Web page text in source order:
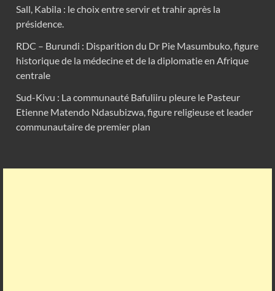
Sall, Kabila : le choix entre servir et trahir après la
présidence.
RDC – Burundi : Disparition du Dr Pie Masumbuko, figure
historique de la médecine et de la diplomatie en Afrique
centrale
Sud-Kivu : La communauté Bafuliiru pleure le Pasteur
Etienne Matendo Ndasubizwa, figure religieuse et leader
communautaire de premier plan